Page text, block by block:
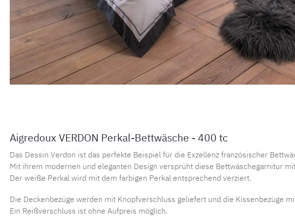
Aigredoux VERDON Perkal-Bettwäsche - 400 tc
Das Dessin Verdon ist das perfekte Beispiel für die Exzellenz französischer
Mit ihrem modernen und eleganten Design versprüht diese Bettwäschegarnitur
Der weiße Perkal wird mit dem farbigen Perkal entsprechend verziert.
Die Deckenbezüge werden mit Knopfverschluss geliefert und die Kissenbezüge
Ein Reißverschluss ist ohne Aufpreis möglich.